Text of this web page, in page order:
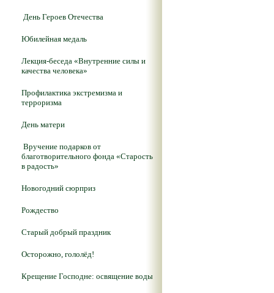
День Героев Отечества
Юбилейная медаль
Лекция-беседа «Внутренние силы и
качества человека»
Профилактика экстремизма и
терроризма
День матери
Вручение подарков от
благотворительного фонда «Старость
в радость»
Новогодний сюрприз
Рождество
Старый добрый праздник
Осторожно, гололёд!
Крещение Господне: освящение воды